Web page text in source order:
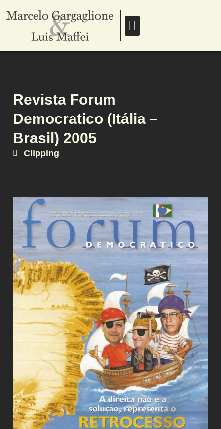
Revista Forum
Democratico (Itália –
Brasil) 2005
Clipping